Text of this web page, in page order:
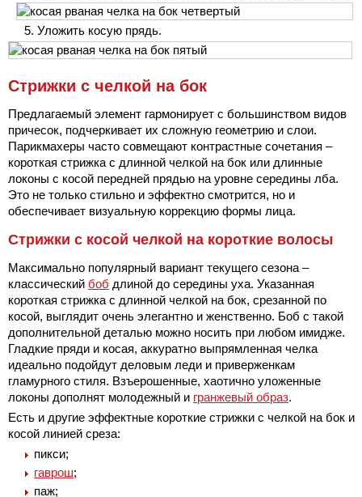
Уложить косую прядь.
Стрижки с челкой на бок
Предлагаемый элемент гармонирует с большинством видов
причесок, подчеркивает их сложную геометрию и слои.
Парикмахеры часто совмещают контрастные сочетания –
короткая стрижка с длинной челкой на бок или длинные
локоны с косой передней прядью на уровне середины лба.
Это не только стильно и эффектно смотрится, но и
обеспечивает визуальную коррекцию формы лица.
Стрижки с косой челкой на короткие волосы
Максимально популярный вариант текущего сезона –
классический боб длиной до середины уха. Указанная
короткая стрижка с длинной челкой на бок, срезанной по
косой, выглядит очень элегантно и женственно. Боб с такой
дополнительной деталью можно носить при любом имидже.
Гладкие пряди и косая, аккуратно выпрямленная челка
идеально подойдут деловым леди и приверженкам
гламурного стиля. Взъерошенные, хаотично уложенные
локоны дополнят молодежный и гранжевый образ.
Есть и другие эффектные короткие стрижки с челкой на бок и
косой линией среза:
пикси;
гаврош;
паж;